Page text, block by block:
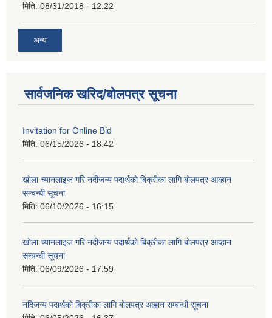
मिति: 08/31/2018 - 12:22
अन्य
सार्वजनिक खरिद/बोलपत्र सूचना
Invitation for Online Bid
मिति: 06/15/2026 - 18:42
खोला च्यानलाइज गरि नदीजन्य पदार्थको बिक्रीका लागि बोलपत्र आव्हान
सम्चन्धी सूचना
मिति: 06/10/2026 - 16:15
खोला च्यानलाइज गरि नदीजन्य पदार्थको बिक्रीका लागि बोलपत्र आव्हान
सम्चन्धी सूचना
मिति: 06/09/2026 - 17:59
नदिजन्य पदार्थको बिक्रीका लागि बोलपत्र आह्वान सम्बन्धी सूचना